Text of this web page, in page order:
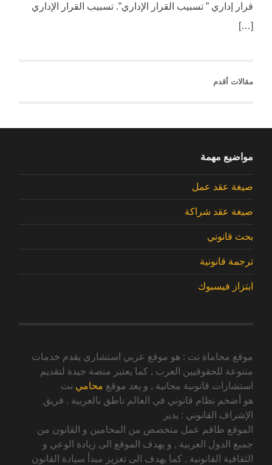
قرار إداري ” تسبيب القرار الإداري”. تسبيب القرار الإداري
[…]
مقالات أقدم
مواضيع مهمة
صيغة عقد عمل
صيغة عقد شراكة
بحث قانوني
ترجمة قانونية
ابتزاز فيسبوك
موقع محاماة نت : هو موقع عربي استشاري يقدم خدمات
متنوعة للحقوقيين العرب , كما يعتبر منصة جيدة لتقديم
استشارات قانونية مجانية , و يعد موقع محامي نت
هو أضخم نظام قانوني في العالم ناطق بالعربية . فريق
الإشراف القانوني : يدير
الموقع طاقم عمل متخصص من المحامين و القانون من
جميع الدول العربية , و يهدف الموقع الى زيادة الوعي و
الثقافية القانونية , كما يهدف الى تعزيز مبدأ سيادة القانون